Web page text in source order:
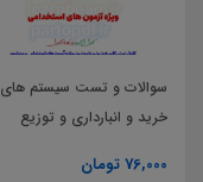
سوالات و تست سیستم های
خرید و انبارداری و توزیع
76,000 تومان